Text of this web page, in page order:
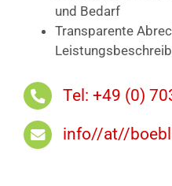
und Bedarf
Transparente
Tel: +49 (0)
info//at//